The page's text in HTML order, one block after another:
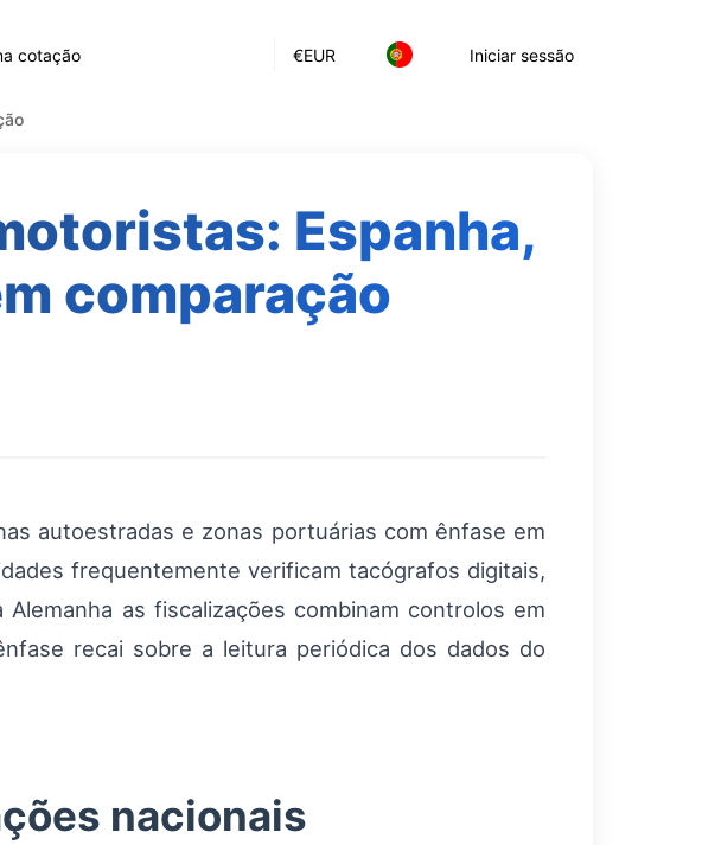
€EUR Iniciar sessão
cotação
Espanha,
comparação
autoestradas e zonas portuárias com ênfase em
frequentemente verificam tacógrafos digitais,
as fiscalizações combinam controlos em
recai sobre a leitura periódica dos dados do
nacionais